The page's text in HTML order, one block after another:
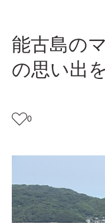
能古島の
の思い出
0